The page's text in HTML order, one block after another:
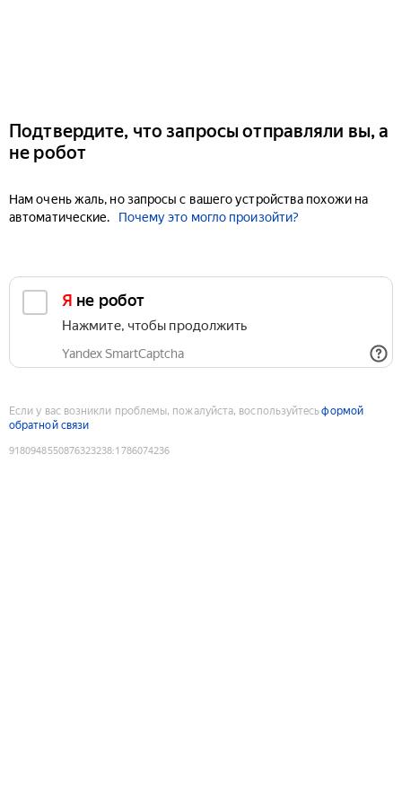
Подтвердите, что запросы отправляли вы, а
не робот
Нам очень жаль, но запросы с вашего устройства похожи на
автоматические.
Почему это могло произойти?
Я не робот
Нажмите, чтобы продолжить
Yandex SmartCaptcha
Если у вас возникли проблемы, пожалуйста, воспользуйтесьформой
обратной связи
9180948550876323238:1786074236